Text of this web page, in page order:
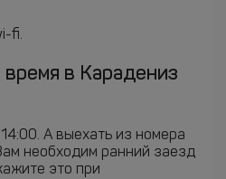
fi.
время в Карадениз
А выехать из номера
необходим ранний заезд
это при